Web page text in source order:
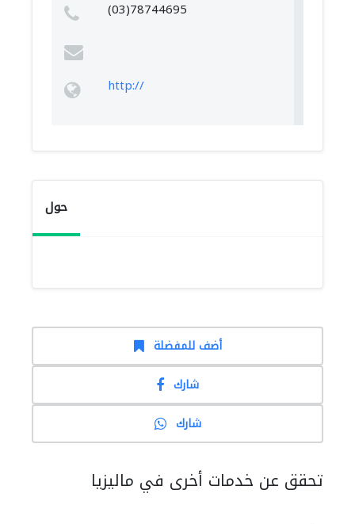
(03)78744695
http://
حول
أضف للمفضلة
شارك
شارك
تحقق عن خدمات أخرى في ماليزيا